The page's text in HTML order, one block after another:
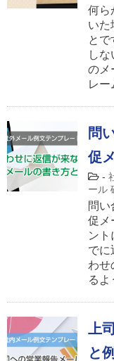
何ら
いた
とで
し
のメ
レ
問
促
-
ール
問い
促メ
ント
でに
わせ
る
上
と